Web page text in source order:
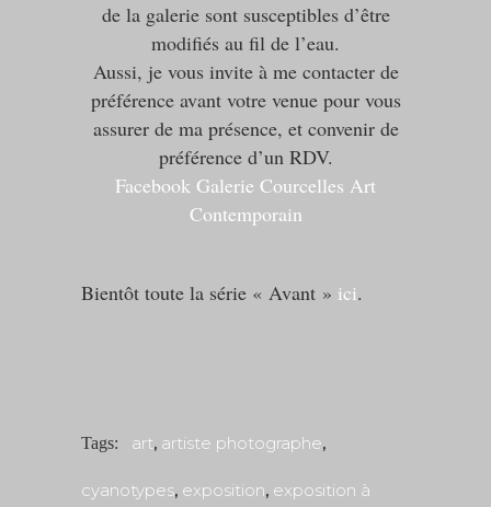
de la galerie sont susceptibles d’être
modifiés au fil de l’eau.
Aussi, je vous invite à me contacter de
préférence avant votre venue pour vous
assurer de ma présence, et convenir de
préférence d’un RDV.
Facebook Galerie Courcelles Art
Contemporain
Bientôt toute la série « Avant » ici.
Tags: art, artiste photographe,
cyanotypes, exposition, exposition à